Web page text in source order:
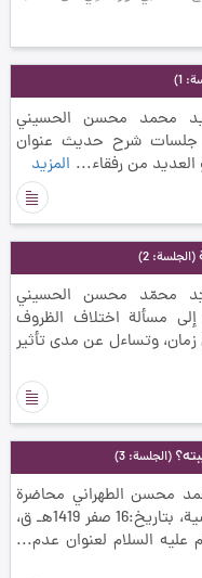
1)
محمد محسن الحسيني
جلسات شرح حديث عنوان
العديد من رفقاء... المزيد
(الجلسة: 2)
محمّد محسن الحسيني
مسألة اختلاف الظروف
زمان، وتساءل عن مدى تأثير
(الجلسة: 3)
محسن الطهراني محاضرة
عنوان البصري المجلس الثالث،باللغة الفارسية، بتاريخ:16 صفر 1419هـ ق،
عليه السلام لعنوان عدم...